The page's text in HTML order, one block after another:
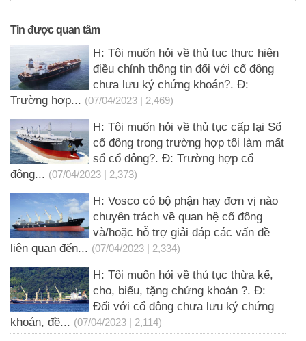
Tin được quan tâm
H: Tôi muốn hỏi về thủ tục thực hiện
điều chỉnh thông tin đối với cổ đông
chưa lưu ký chứng khoán?. Đ:
Trường hợp... (07/04/2023 | 2,469)
H: Tôi muốn hỏi về thủ tục cấp lại Sổ
cổ đông trong trường hợp tôi làm mất
sổ cổ đông?. Đ: Trường hợp cổ
đông... (07/04/2023 | 2,373)
H: Vosco có bộ phận hay đơn vị nào
chuyên trách về quan hệ cổ đông
và/hoặc hỗ trợ giải đáp các vấn đề
liên quan đến... (07/04/2023 | 2,334)
H: Tôi muốn hỏi về thủ tục thừa kế,
cho, biếu, tặng chứng khoán ?. Đ:
Đối với cổ đông chưa lưu ký chứng
khoán, đề... (07/04/2023 | 2,114)